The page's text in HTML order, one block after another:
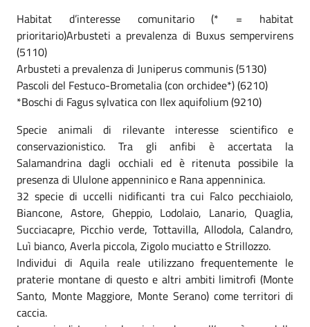
Habitat d’interesse comunitario (* = habitat
prioritario)Arbusteti a prevalenza di Buxus sempervirens
(5110)
Arbusteti a prevalenza di Juniperus communis (5130)
Pascoli del Festuco-Brometalia (con orchidee*) (6210)
*Boschi di Fagus sylvatica con Ilex aquifolium (9210)
Specie animali di rilevante interesse scientifico e
conservazionistico. Tra gli anfibi è accertata la
Salamandrina dagli occhiali ed è ritenuta possibile la
presenza di Ululone appenninico e Rana appenninica.
32 specie di uccelli nidificanti tra cui Falco pecchiaiolo,
Biancone, Astore, Gheppio, Lodolaio, Lanario, Quaglia,
Succiacapre, Picchio verde, Tottavilla, Allodola, Calandro,
Luì bianco, Averla piccola, Zigolo muciatto e Strillozzo.
Individui di Aquila reale utilizzano frequentemente le
praterie montane di questo e altri ambiti limitrofi (Monte
Santo, Monte Maggiore, Monte Serano) come territori di
caccia.